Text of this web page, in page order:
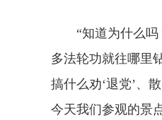
“知道为什么吗？
多法轮功就往哪里
搞什么劝‘退党’、
今天我们参观的景